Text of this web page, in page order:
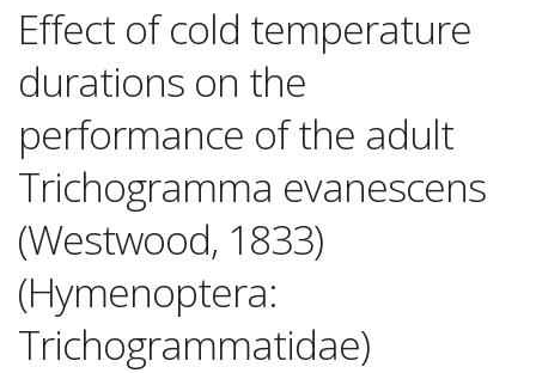
Effect of cold temperature
durations on the
performance of the adult
Trichogramma evanescens
(Westwood, 1833)
(Hymenoptera:
Trichogrammatidae)